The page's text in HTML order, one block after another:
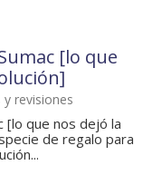
[lo que
y revisiones
[lo que nos dejó la
de regalo para